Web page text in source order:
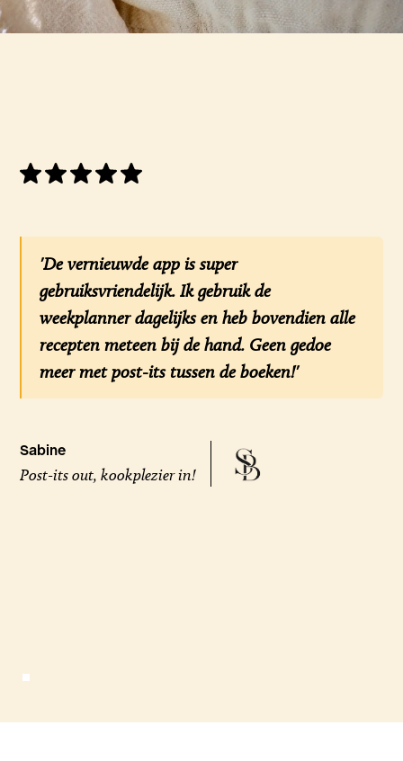
'De vernieuwde app is super
gebruiksvriendelijk. Ik gebruik de
weekplanner dagelijks en heb bovendien alle
recepten meteen bij de hand. Geen gedoe
meer met post-its tussen de boeken!'
Sabine
Post-its out, kookplezier in!